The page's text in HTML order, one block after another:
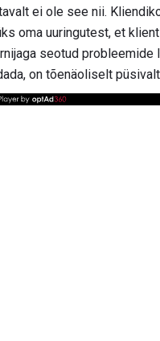
ei ole see nii.
oma uuringutest, et
seotud
on tõenäoliselt